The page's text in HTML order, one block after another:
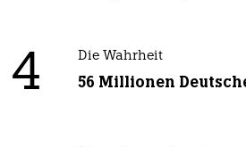
4 Die Wahrheit
56 Millionen